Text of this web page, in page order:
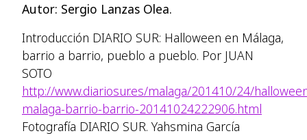
Autor: Sergio Lanzas Olea.
Introducción DIARIO SUR: Halloween en Málaga,
barrio a barrio, pueblo a pueblo. Por JUAN
SOTO
http://www.diariosur.es/malaga/201410/24/
malaga-barrio-barrio-20141024222906.html
Fotografía DIARIO SUR. Yahsmina García